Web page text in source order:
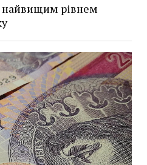
найвищим рівнем